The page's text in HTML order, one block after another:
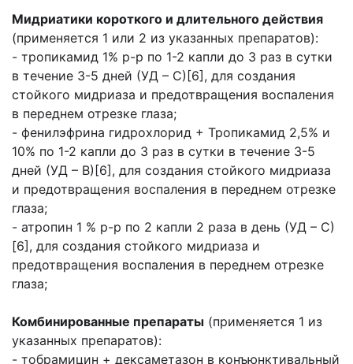
Мидриатики короткого и длительного действия
(применяется 1 или 2 из указанных препаратов):
- тропикамид 1% р-р по 1-2 капли до 3 раз в сутки
в течение 3-5 дней (УД – С)[6], для создания
стойкого мидриаза и предотвращения воспаления
в переднем отрезке глаза;
- фенилэфрина гидрохлорид + Тропикамид 2,5% и
10% по 1-2 капли до 3 раз в сутки в течение 3-5
дней (УД – В)[6], для создания стойкого мидриаза
и предотвращения воспаления в переднем отрезке
глаза;
- атропин 1 % р-р по 2 капли 2 раза в день (УД – С)
[6], для создания стойкого мидриаза и
предотвращения воспаления в переднем отрезке
глаза;
Комбинированные препараты (применяется 1 из
указанных препаратов):
- тобрамицин + дексаметазон в конъюнктивальный